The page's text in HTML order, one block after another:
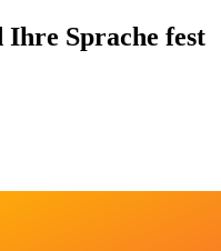
Sprache fest